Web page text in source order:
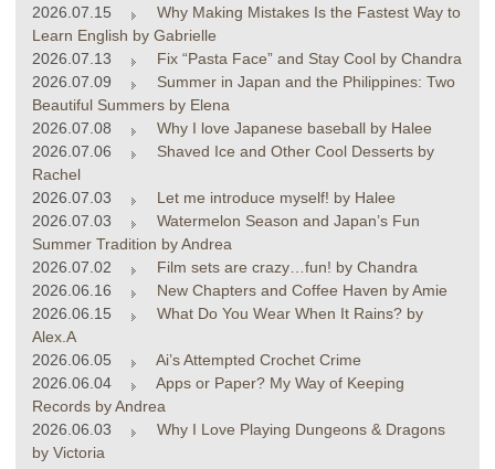
2026.07.15
Why Making Mistakes Is the Fastest Way to
Learn English by Gabrielle
2026.07.13
Fix “Pasta Face” and Stay Cool by Chandra
2026.07.09
Summer in Japan and the Philippines: Two
Beautiful Summers by Elena
2026.07.08
Why I love Japanese baseball by Halee
2026.07.06
Shaved Ice and Other Cool Desserts by
Rachel
2026.07.03
Let me introduce myself! by Halee
2026.07.03
Watermelon Season and Japan’s Fun
Summer Tradition by Andrea
2026.07.02
Film sets are crazy…fun! by Chandra
2026.06.16
New Chapters and Coffee Haven by Amie
2026.06.15
What Do You Wear When It Rains? by
Alex.A
2026.06.05
Ai’s Attempted Crochet Crime
2026.06.04
Apps or Paper? My Way of Keeping
Records by Andrea
2026.06.03
Why I Love Playing Dungeons & Dragons
by Victoria